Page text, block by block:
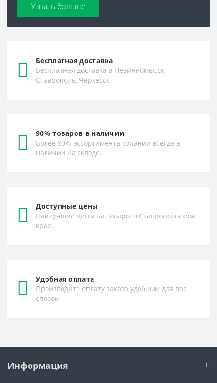
Узнать больше
Бесплатная доставка
Бесплатная доставка в Невинномысск,
Ставрополь, Черкесск.
90% товаров в наличии
Более 90% ассортимента копании всегда в
наличии на складе.
Доступные цены
Наилучшие цены на товары в Ставропольском
крае.
Удобная оплата
Производите оплату заказа удобным для вас
спосом
Информация